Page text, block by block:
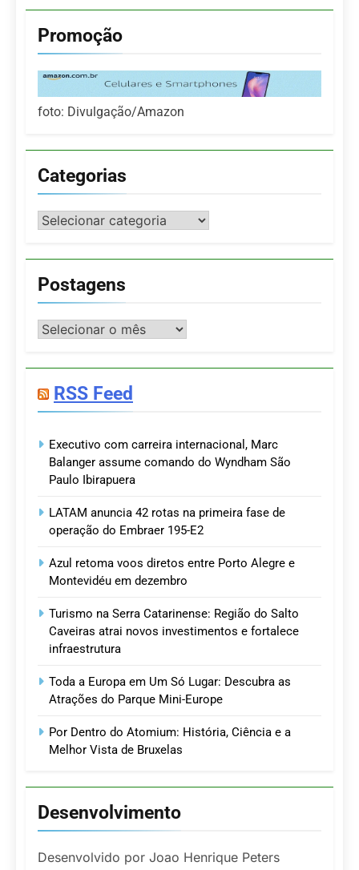
Promoção
foto: Divulgação/Amazon
Categorias
Categorias
Postagens
Postagens
RSS Feed
Executivo com carreira internacional, Marc
Balanger assume comando do Wyndham São
Paulo Ibirapuera
LATAM anuncia 42 rotas na primeira fase de
operação do Embraer 195-E2
Azul retoma voos diretos entre Porto Alegre e
Montevidéu em dezembro
Turismo na Serra Catarinense: Região do Salto
Caveiras atrai novos investimentos e fortalece
infraestrutura
Toda a Europa em Um Só Lugar: Descubra as
Atrações do Parque Mini-Europe
Por Dentro do Atomium: História, Ciência e a
Melhor Vista de Bruxelas
Desenvolvimento
Desenvolvido por Joao Henrique Peters